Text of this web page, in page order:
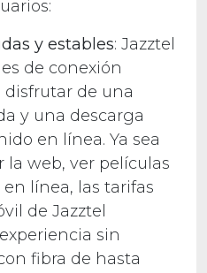
y estables: Jazztel
de conexión
de una
y una descarga
en línea. Ya sea
la web, ver películas
línea, las tarifas
de Jazztel
sin
fibra de hasta